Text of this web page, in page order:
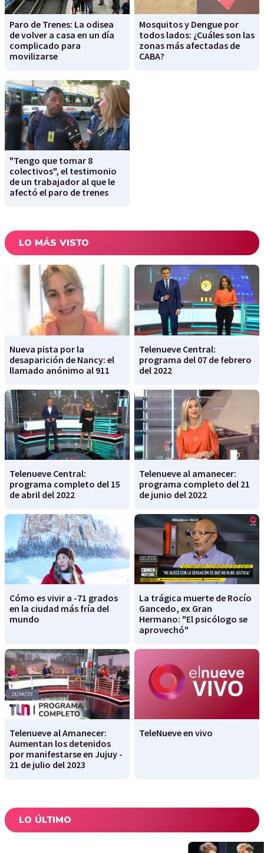
Paro de Trenes: La odisea
de volver a casa en un día
complicado para
movilizarse
Mosquitos y Dengue por
todos lados: ¿Cuáles son las
zonas más afectadas de
CABA?
"Tengo que tomar 8
colectivos", el testimonio
de un trabajador al que le
afectó el paro de trenes
LO MÁS VISTO
Nueva pista por la
desaparición de Nancy: el
llamado anónimo al 911
Telenueve Central:
programa del 07 de febrero
del 2022
Telenueve Central:
programa completo del 15
de abril del 2022
Telenueve al amanecer:
programa completo del 21
de junio del 2022
Cómo es vivir a -71 grados
en la ciudad más fría del
mundo
La trágica muerte de Rocío
Gancedo, ex Gran
Hermano: "El psicólogo se
aprovechó"
Telenueve al Amanecer:
Aumentan los detenidos
por manifestarse en Jujuy -
21 de julio del 2023
TeleNueve en vivo
LO ÚLTIMO